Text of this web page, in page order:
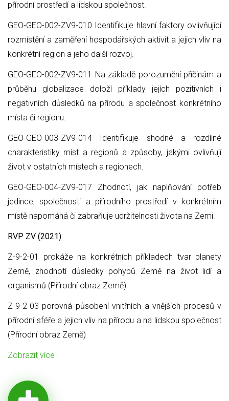
přírodní prostředí a lidskou společnost.
GEO-GEO-002-ZV9-010 Identifikuje hlavní faktory ovlivňující
rozmístění a zaměření hospodářských aktivit a jejich vliv na
konkrétní region a jeho další rozvoj.
GEO-GEO-002-ZV9-011 Na základě porozumění příčinám a
průběhu globalizace doloží příklady jejích pozitivních i
negativních důsledků na přírodu a společnost konkrétního
místa či regionu.
GEO-GEO-003-ZV9-014 Identifikuje shodné a rozdílné
charakteristiky míst a regionů a způsoby, jakými ovlivňují
život v ostatních místech a regionech.
GEO-GEO-004-ZV9-017 Zhodnotí, jak naplňování potřeb
jedince, společnosti a přírodního prostředí v konkrétním
místě napomáhá či zabraňuje udržitelnosti života na Zemi.
RVP ZV (2021):
Z-9-2-01 prokáže na konkrétních příkladech tvar planety
Země, zhodnotí důsledky pohybů Země na život lidí a
organismů (Přírodní obraz Země)
Z-9-2-03 porovná působení vnitřních a vnějších procesů v
přírodní sféře a jejich vliv na přírodu a na lidskou společnost
(Přírodní obraz Země)
Zobrazit více